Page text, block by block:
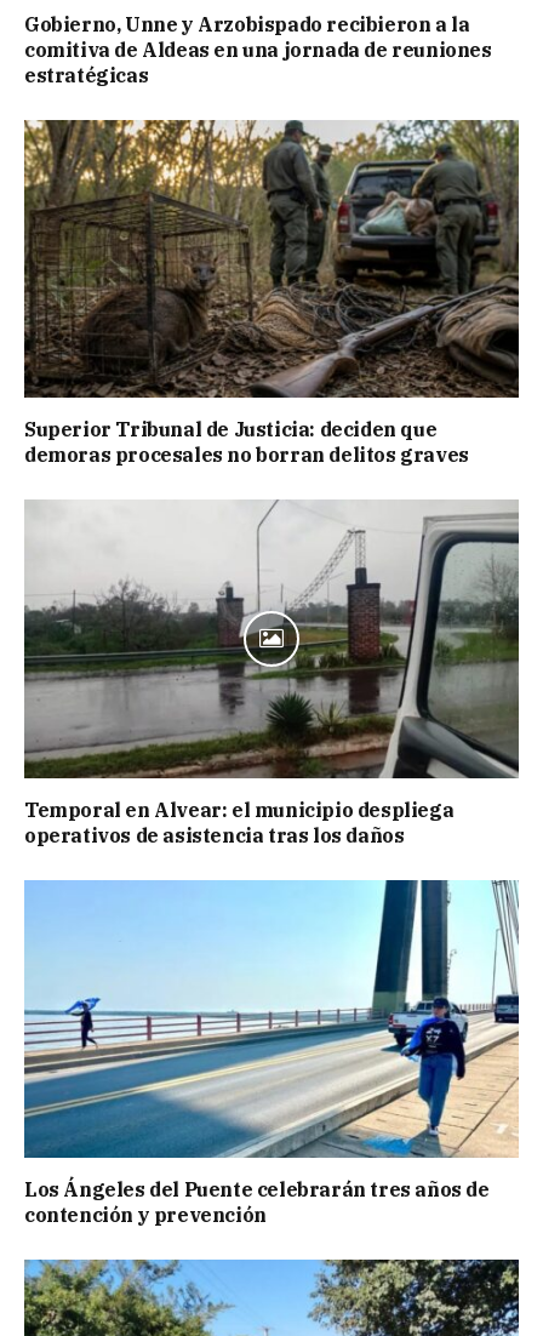
Gobierno, Unne y Arzobispado recibieron a la
comitiva de Aldeas en una jornada de reuniones
estratégicas
Superior Tribunal de Justicia: deciden que
demoras procesales no borran delitos graves
Temporal en Alvear: el municipio despliega
operativos de asistencia tras los daños
Los Ángeles del Puente celebrarán tres años de
contención y prevención